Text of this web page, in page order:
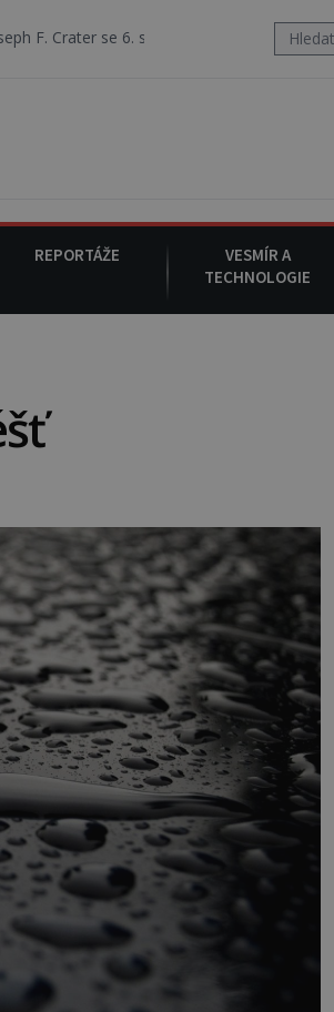
6. srpna 1930 navečeří ve své oblíbené
REPORTÁŽE
VESMÍR A
TECHNOLOGIE